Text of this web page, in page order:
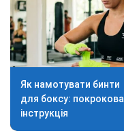
Як намотувати бинти
для боксу: покрокова
інструкція